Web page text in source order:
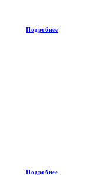
Подробнее
Подробнее